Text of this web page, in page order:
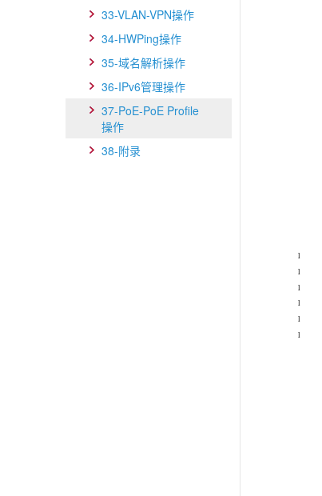
33-VLAN-VPN操作
34-HWPing操作
35-域名解析操作
36-IPv6管理操作
37-PoE-PoE Profile
操作
38-附录
l
l
l
l
l
l